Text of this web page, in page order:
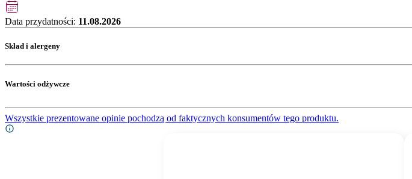
Data przydatności: 11.08.2026
Skład i alergeny
Wartości odżywcze
Wszystkie prezentowane opinie pochodzą od faktycznych konsumentów tego produktu.